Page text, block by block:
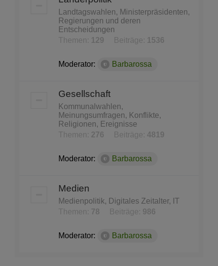
Landtagswahlen, Ministerpräsidenten,
Regierungen und deren
Entscheidungen
Themen:
129 Beiträge: 1536
Moderator: Barbarossa
Gesellschaft
Kommunalwahlen,
Meinungsumfragen, Konflikte,
Religionen, Ereignisse
Themen: 276 Beiträge: 4819
Moderator: Barbarossa
Medien
Medienpolitik, Digitales Zeitalter, IT
Themen: 78 Beiträge: 986
Moderator: Barbarossa